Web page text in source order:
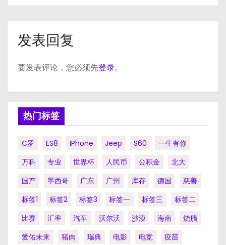
发表回复
要发表评论，您必须先登录。
热门标签
C罗 ES8 IPhone Jeep S60
一生有你
万科
专业 世界杯 人民币 公积金
北大
国产
墨西哥 广东 广州 库存 德国
慈善
标签1
标签2 标签3 标签一 标签三
标签二
比赛
汇率 汽车 沃尔沃 沙漠 海南
烧腊
爱佑未来
猪肉 瑞典 电影 电竞
疫苗